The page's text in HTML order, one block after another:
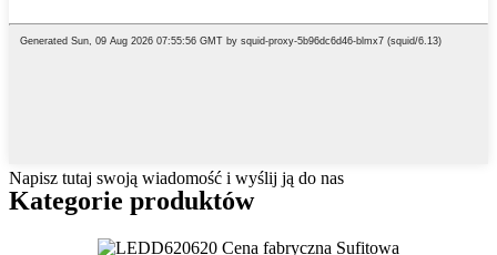
Napisz tutaj swoją wiadomość i wyślij ją do nas
Kategorie produktów